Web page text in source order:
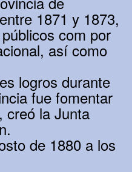
1871 y 1873,
com por
así como
logros durante
fue fomentar
creó la Junta
de 1880 a los